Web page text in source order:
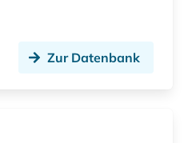
Zur Datenbank